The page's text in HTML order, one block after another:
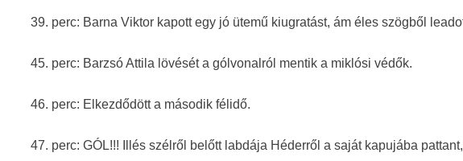
39. perc: Barna Viktor kapott egy jó ütemű kiugratást, ám éles szögből
45. perc: Barzsó Attila lövését a gólvonalról mentik a miklósi védők.
46. perc: Elkezdődött a második félidő.
47. perc: GÓL!!! Illés szélről belőtt labdája Héderről a saját kapujába